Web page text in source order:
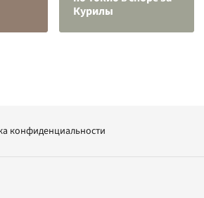
Курилы
конфиденциальности